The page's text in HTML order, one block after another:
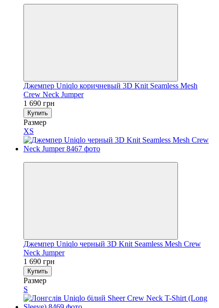
Джемпер Uniqlo коричневый 3D Knit Seamless Mesh
Crew Neck Jumper
1 690 грн
Купить
Размер
XS
Джемпер Uniqlo черный 3D Knit Seamless Mesh Crew
Neck Jumper
1 690 грн
Купить
Размер
S